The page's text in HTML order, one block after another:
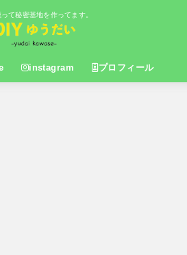
て秘密基地を作ってます。
instagram プロフィール